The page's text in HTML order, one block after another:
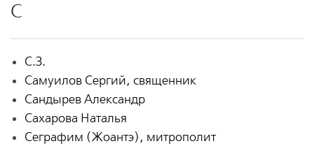
С
С.З.
Самуилов Сергий, священник
Сандырев Александр
Сахарова Наталья
Сеграфим (Жоантэ), митрополит